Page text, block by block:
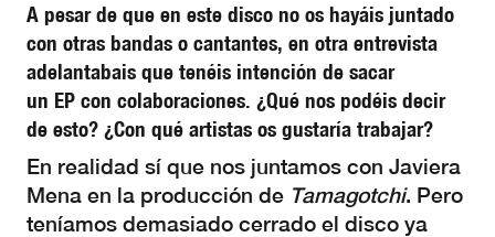
A pesar de que en este disco no os hayáis juntado
con otras bandas o cantantes, en otra entrevista
adelantabais que tenéis intención de sacar
un EP con colaboraciones. ¿Qué nos podéis decir
de esto? ¿Con qué artistas os gustaría trabajar?
En realidad sí que nos juntamos con Javiera
Mena en la producción de Tamagotchi. Pero
teníamos demasiado cerrado el disco ya